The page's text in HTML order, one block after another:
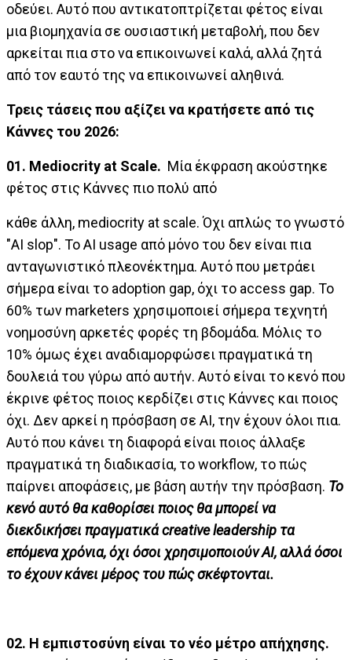
οδεύει. Αυτό που αντικατοπτρίζεται φέτος είναι
μια βιομηχανία σε ουσιαστική μεταβολή, που δεν
αρκείται πια στο να επικοινωνεί καλά, αλλά ζητά
από τον εαυτό της να επικοινωνεί αληθινά.
Τρεις τάσεις που αξίζει να κρατήσετε από τις
Κάννες του 2026:
01. Mediocrity at Scale. Μία έκφραση ακούστηκε
φέτος στις Κάννες πιο πολύ από
κάθε άλλη, mediocrity at scale. Όχι απλώς το γνωστό
"AI slop". Το AI usage από μόνο του δεν είναι πια
ανταγωνιστικό πλεονέκτημα. Αυτό που μετράει
σήμερα είναι το adoption gap, όχι το access gap. Το
60% των marketers χρησιμοποιεί σήμερα τεχνητή
νοημοσύνη αρκετές φορές τη βδομάδα. Μόλις το
10% όμως έχει αναδιαμορφώσει πραγματικά τη
δουλειά του γύρω από αυτήν. Αυτό είναι το κενό που
έκρινε φέτος ποιος κερδίζει στις Κάννες και ποιος
όχι. Δεν αρκεί η πρόσβαση σε AI, την έχουν όλοι πια.
Αυτό που κάνει τη διαφορά είναι ποιος άλλαξε
πραγματικά τη διαδικασία, το workflow, το πώς
παίρνει αποφάσεις, με βάση αυτήν την πρόσβαση. Το
κενό αυτό θα καθορίσει ποιος θα μπορεί να
διεκδικήσει πραγματικάcreativeleadership τα
επόμενα χρόνια, όχι όσοι χρησιμοποιούνAI, αλλά όσοι
το έχουν κάνει μέρος του πώς σκέφτονται.
02. Η εμπιστοσύνη είναι το νέο μέτρο απήχησης.